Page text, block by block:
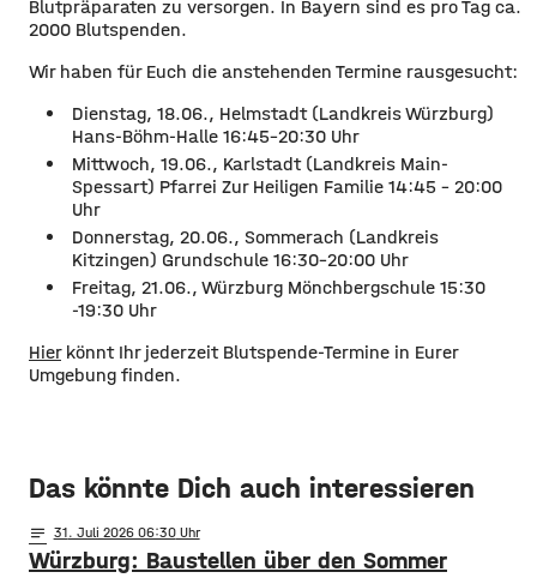
Blutpräparaten zu versorgen. In Bayern sind es pro Tag ca.
2000 Blutspenden.
Wir haben für Euch die anstehenden Termine rausgesucht:
Dienstag, 18.06., Helmstadt (Landkreis Würzburg)
Hans-Böhm-Halle 16:45-20:30 Uhr
Mittwoch, 19.06., Karlstadt (Landkreis Main-
Spessart) Pfarrei Zur Heiligen Familie 14:45 – 20:00
Uhr
Donnerstag, 20.06., Sommerach (Landkreis
Kitzingen) Grundschule 16:30-20:00 Uhr
Freitag, 21.06., Würzburg Mönchbergschule 15:30
-19:30 Uhr
Hierkönnt Ihr jederzeit Blutspende-Termine in Eurer
Umgebung finden.
Das könnte Dich auch interessieren
notes 31. Juli 2026 06:30
Würzburg: Baustellen über den Sommer